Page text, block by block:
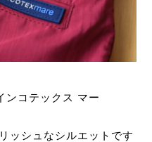
ンコテックス マー
ッシュなシルエットです